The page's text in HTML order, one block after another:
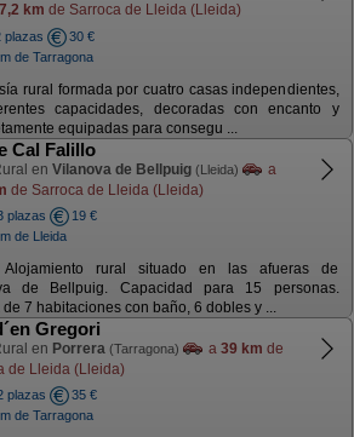
km de Sarroca de Lleida (Lleida)
plazas
30 €
de Tarragona
rural formada por cuatro casas independientes,
capacidades, decoradas con encanto y
equipadas para consegu ...
Cal Falillo
en Vilanova de Bellpuig (Lleida)
a
de Sarroca de Lleida (Lleida)
plazas
19 €
de Lleida
Alojamiento rural situado en las afueras de
de Bellpuig. Capacidad para 15 personas.
de 7 habitaciones con baño, 6 dobles y ...
Gregori
en Porrera (Tarragona) a 39 km de
de Lleida (Lleida)
plazas
35 €
de Tarragona